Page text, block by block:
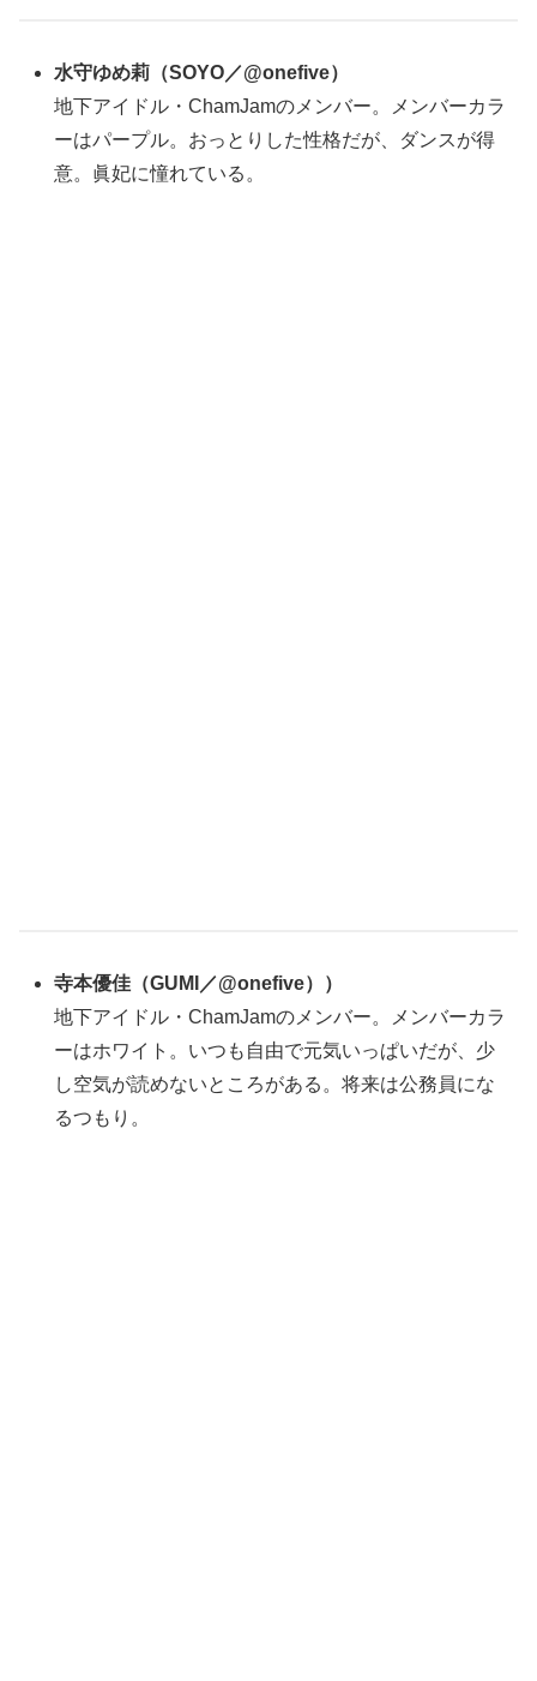
水守ゆめ莉 （SOYO／@onefive）
地下アイドル・ChamJamのメンバー。メンバーカラ
ーはパープル。おっとりした性格だが、ダンスが得
意。眞妃に憧れている。
寺本優佳 （GUMI／@onefive）
）
地下アイドル・ChamJamのメンバー。メンバーカラ
ーはホワイト。いつも自由で元気いっぱいだが、少
し空気が読めないところがある。将来は公務員にな
るつもり。